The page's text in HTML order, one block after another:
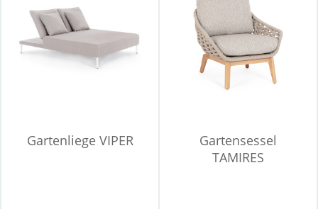
Gartenliege VIPER
Gartensessel
TAMIRES